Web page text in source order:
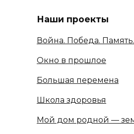
Наши проекты
Война. Победа. Память.
Окно в прошлое
Большая перемена
Школа здоровья
Мой дом родной —